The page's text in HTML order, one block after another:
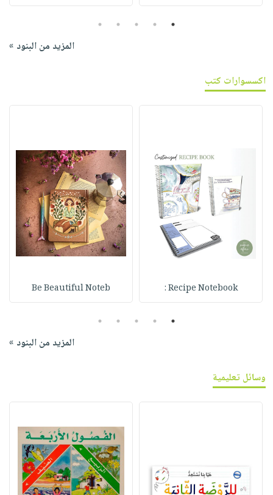
1
2
3
4
5
المزيد من البنود »
اكسسوارات كتب
Recipe Notebook :
Be Beautiful Noteb
1
2
3
4
5
المزيد من البنود »
وسائل تعليمية